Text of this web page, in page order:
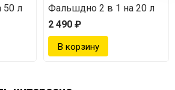
50 л
Фальшдно 2 в 1 на 20 л
2 490 ₽